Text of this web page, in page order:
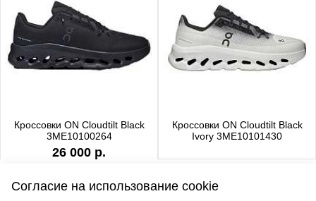
Кроссовки ON Cloudtilt Black
3ME10100264
26 000 р.
Кроссовки ON Cloudtilt Black
Ivory 3ME10101430
Согласие на использование cookie